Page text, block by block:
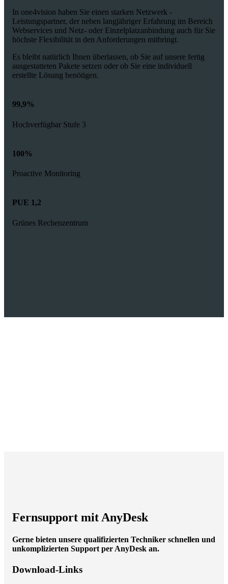
In one4vision haben Sie einen starken Netzwerk -
Leistungspartner, der neben langjähriger Erfahrung im Bereich
Webservices und Netz- oder Einzelplatzanbindung auch für Sie
höchste Flexibilität in den Anforderungen mitbringt.
Es bleibt natürlich Ihnen überlassen, ob Sie auf unsere fertig
ausgestatteten Pakete setzen oder ob Sie eine individuell
erstellte Lösung benötigen.
99,9%
Hochverfügbar Stufe 3
100%
Proactive Monitoring
PUE 1,2
Grünes Rechenzentrum
Fernsupport mit AnyDesk
Gerne bieten unsere qualifizierten Techniker schnellen und
unkomplizierten Support per AnyDesk an.
Download-Links